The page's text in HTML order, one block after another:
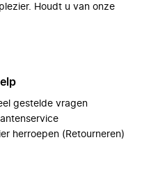
Houdt u van onze
gestelde vragen
herroepen (Retourneren)